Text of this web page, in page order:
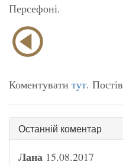
Персефоні.
Коментувати тут. Постів
Останній коментар
Лана 15.08.2017